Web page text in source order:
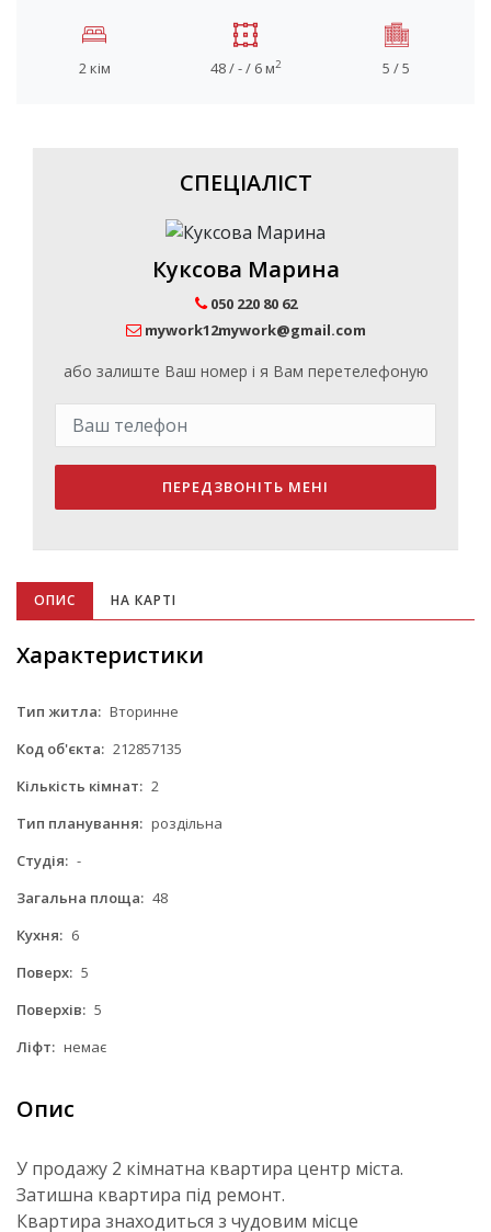
2 кім 48 / - / 6 м2 5 / 5
СПЕЦІАЛІСТ
Куксова Марина
050 220 80 62
mywork12mywork@gmail.com
або залиште Ваш номер і я Вам перетелефоную
ПЕРЕДЗВОНІТЬ МЕНІ
ОПИС НА КАРТІ
Характеристики
Тип житла: Вторинне
Код об'єкта: 212857135
Кількість кімнат: 2
Тип планування: роздільна
Студія: -
Загальна площа: 48
Кухня: 6
Поверх: 5
Поверхів: 5
Ліфт: немає
Опис
У продажу 2 кімнатна квартира центр міста.
Затишна квартира під ремонт.
Квартира знаходиться з чудовим місце